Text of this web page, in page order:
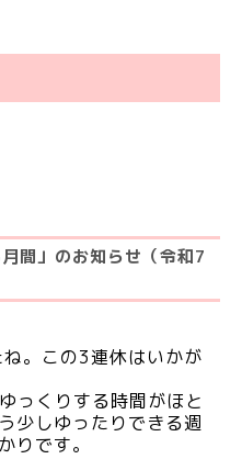
間」のお知らせ（令和7
。この3連休はいかが
っくりする時間がほと
少しゆったりできる週
りです。